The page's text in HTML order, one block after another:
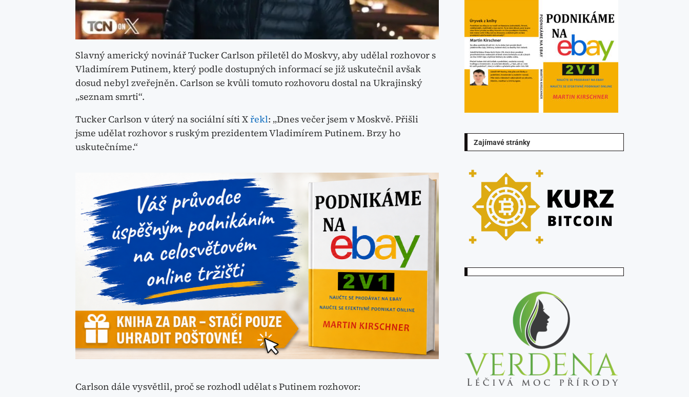
Slavný americký novinář Tucker Carlson přiletěl do Moskvy, aby udělal rozhovor s
Vladimírem Putinem, který podle dostupných informací se již uskutečnil avšak
dosud nebyl zveřejněn. Carlson se kvůli tomuto rozhovoru dostal na Ukrajinský
„seznam smrti“.
Tucker Carlson v úterý na sociální síti Xřekl: „Dnes večer jsem v Moskvě. Přišli
jsme udělat rozhovor s ruským prezidentem Vladimírem Putinem. Brzy ho
uskutečníme.“
Carlson dále vysvětlil, proč se rozhodl udělat s Putinem rozhovor:
Zajímavé stránky